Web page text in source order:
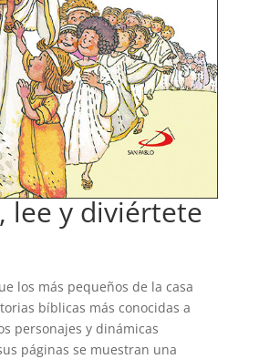
lee y diviértete
los más pequeños de la casa
bíblicas más conocidas a
personajes y dinámicas
páginas se muestran una